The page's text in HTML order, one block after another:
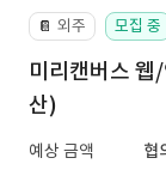
📔 외주 모집 중
미리캔버스 웹
산)
예상 금액
협